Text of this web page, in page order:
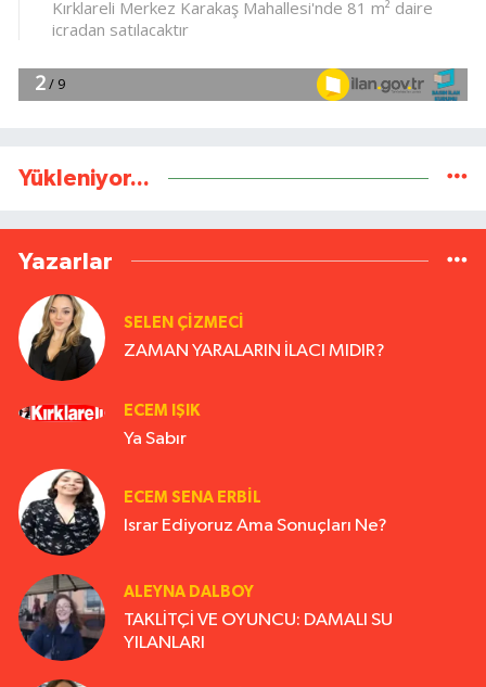
Yükleniyor...
Yazarlar
SELEN ÇİZMECİ
ZAMAN YARALARIN İLACI MIDIR?
ECEM IŞIK
Ya Sabır
ECEM SENA ERBIL
Israr Ediyoruz Ama Sonuçları Ne?
ALEYNA DALBOY
TAKLİTÇİ VE OYUNCU: DAMALI SU
YILANLARI